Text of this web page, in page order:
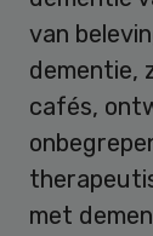
van
dementie,
cafés,
met